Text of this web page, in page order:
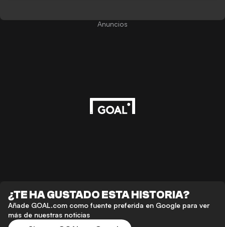
Anuncios
¿TE HA GUSTADO ESTA HISTORIA?
Añade GOAL.com como fuente preferida en Google para ver
más de nuestras noticias